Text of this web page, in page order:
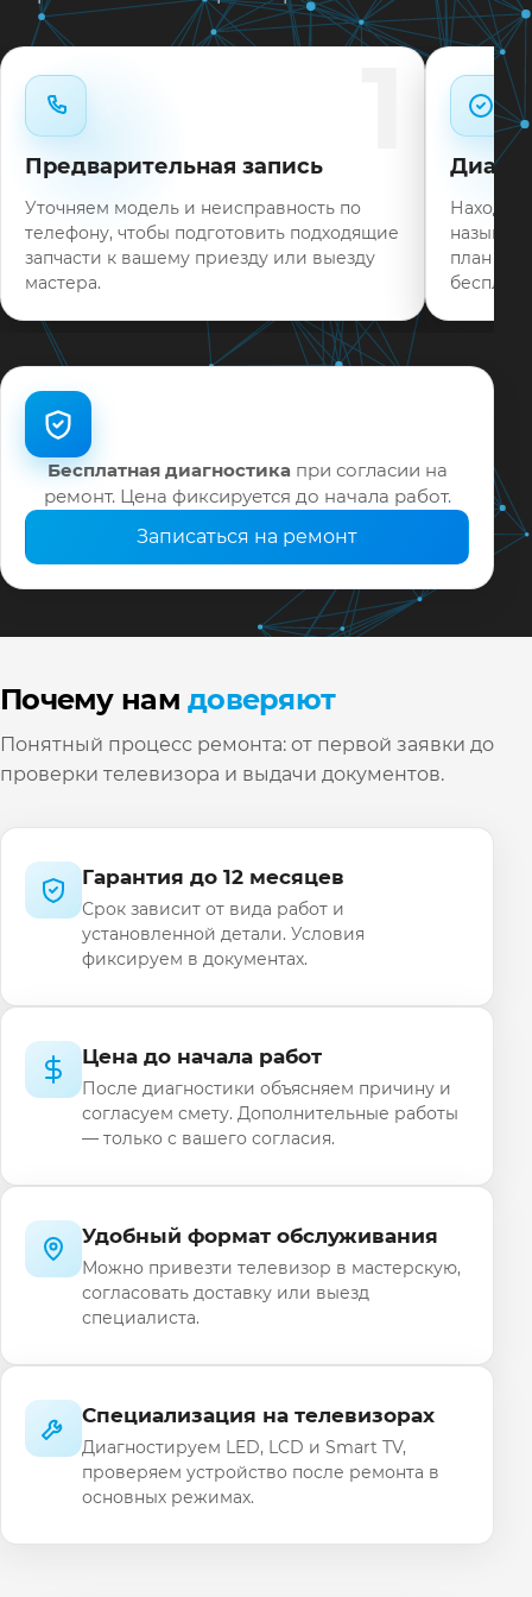
Типовые неисправности при наличии деталей
Нужен ремонт TCL 43S325 в Краснодаре?
Оставьте заявку или позвоните: укажите
симптомы — подскажем ориентир по сроку и
запишем на диагностику в мастерской или с
выездом на дом.
На выполненные работы выдаём документы и
гарантию до 12 месяцев.
Предварительная запись
Уточняем модель и неисправность по
телефону, чтобы подготовить подходящие
запчасти к вашему приезду или выезду
мастера.
Находим
план
Бесплатная диагностика при согласии на
ремонт. Цена фиксируется до начала работ.
Записаться на ремонт
Почему намдоверяют
Понятный процесс ремонта: от первой заявки до
проверки телевизора и выдачи документов.
Гарантия до 12 месяцев
Срок зависит от вида работ и
установленной детали. Условия
фиксируем в документах.
Цена до начала работ
После диагностики объясняем причину и
согласуем смету. Дополнительные работы
— только с вашего согласия.
Удобный формат обслуживания
Можно привезти телевизор в мастерскую,
согласовать доставку или выезд
специалиста.
Специализация на телевизорах
Диагностируем LED, LCD и Smart TV,
проверяем устройство после ремонта в
основных режимах.